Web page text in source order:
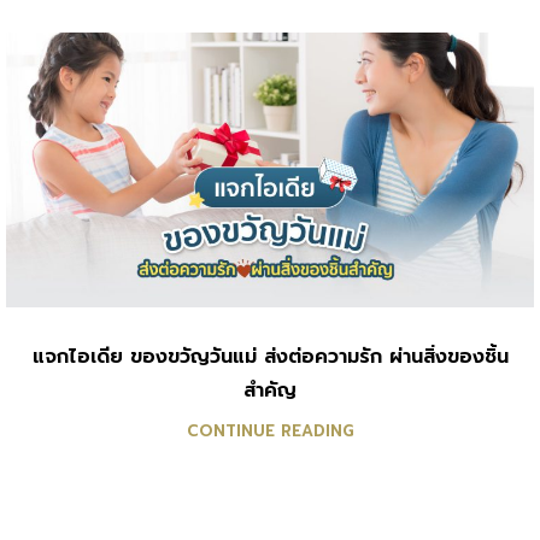
แจกไอเดีย ของขวัญวันแม่ ส่งต่อความรัก ผ่านสิ่งของชิ้น
สำคัญ
CONTINUE READING